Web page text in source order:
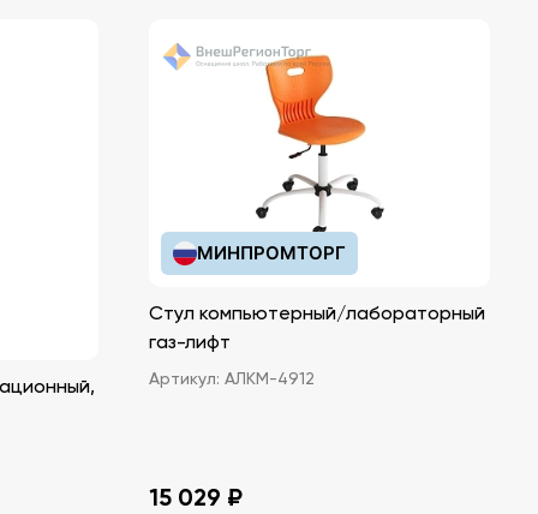
МИНПРОМТОРГ
Стул компьютерный/лабораторный
газ-лифт
Артикул: АЛКМ-4912
15 029 ₽